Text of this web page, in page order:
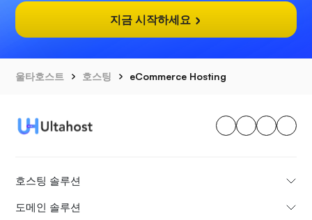
지금 시작하세요
울타호스트 호스팅 eCommerce Hosting
호스팅 솔루션
도메인 솔루션